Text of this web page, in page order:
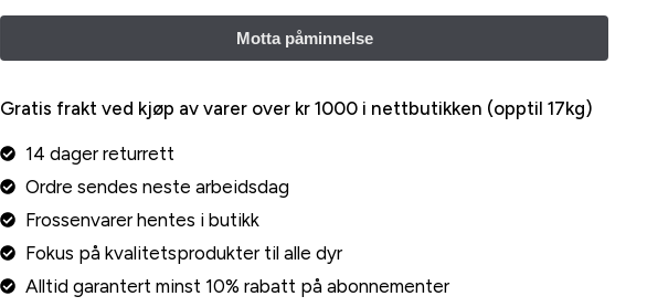
Gratis frakt ved kjøp av varer over kr 1000 i nettbutikken (opptil 17kg)
14 dager returrett
Ordre sendes neste arbeidsdag
Frossenvarer hentes i butikk
Fokus på kvalitetsprodukter til alle dyr
Alltid garantert minst 10% rabatt på abonnementer